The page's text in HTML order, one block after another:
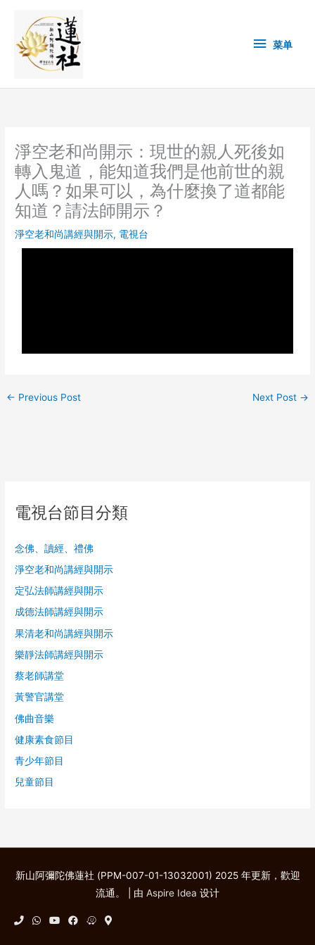
content
单 菜单
淨空老和尚開示：現世的親人死後如
轉入鬼道，能知道我們是他前世的親
人嗎？如果可以，為什麼換了道都能
知道？請法師開示？
淨空老和尚講經與開示, 電視台
← Previous Post Next Post →
電視台節目分類
念佛、讀經、禮佛
淨空老和尚講經與開示
定弘法師講經與開示
成德法師講經與開示
果清老和尚講經與開示
樂靜法師講經與開示
蔡老師講堂
黃警官講堂
佛曲音樂
健康素食節目
青少年節目
兒童節目
新山阿彌陀佛蓮社 (PPM-007-01-13032001) 2025 年更新，歡迎
流通。 | 由 Aspire Idea 设计